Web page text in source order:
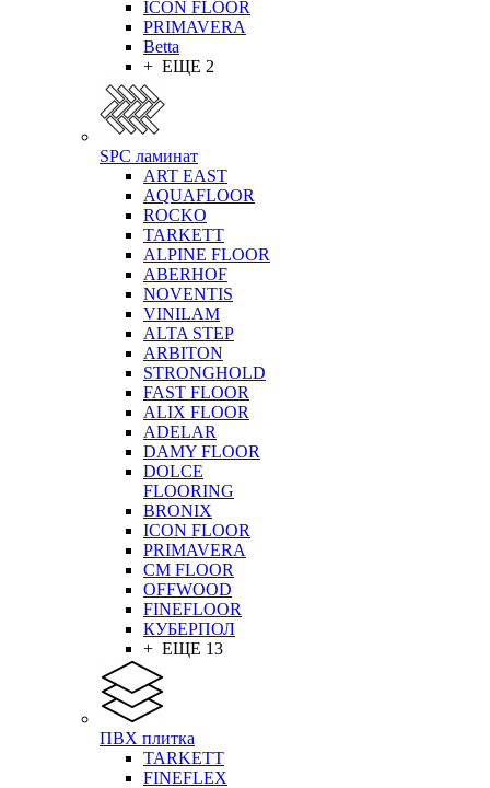
ICON FLOOR
PRIMAVERA
Betta
+ ЕЩЕ 2
SPC ламинат
ART EAST
AQUAFLOOR
ROCKO
TARKETT
ALPINE FLOOR
ABERHOF
NOVENTIS
VINILAM
ALTA STEP
ARBITON
STRONGHOLD
FAST FLOOR
ALIX FLOOR
ADELAR
DAMY FLOOR
DOLCE
FLOORING
BRONIX
ICON FLOOR
PRIMAVERA
CM FLOOR
OFFWOOD
FINEFLOOR
КУБЕРПОЛ
+ ЕЩЕ 13
ПВХ плитка
TARKETT
FINEFLEX